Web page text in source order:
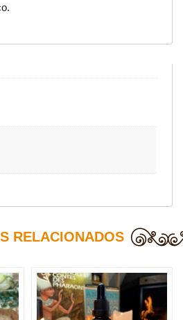
RELACIONADOS